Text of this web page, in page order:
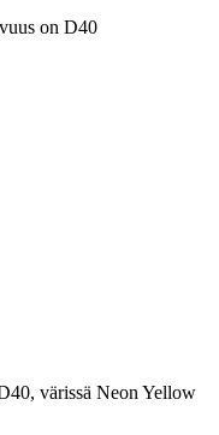
on D40
värissä Neon Yellow